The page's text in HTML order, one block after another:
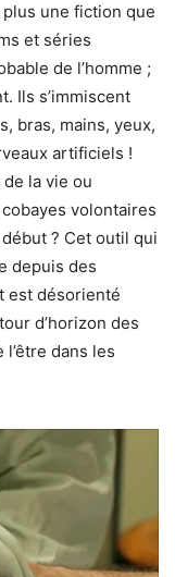
une fiction que
et séries
de l’homme ;
Ils s’immiscent
bras, mains, yeux,
artificiels !
la vie ou
volontaires
début ? Cet outil qui
depuis des
est désorienté
d’horizon des
dans les